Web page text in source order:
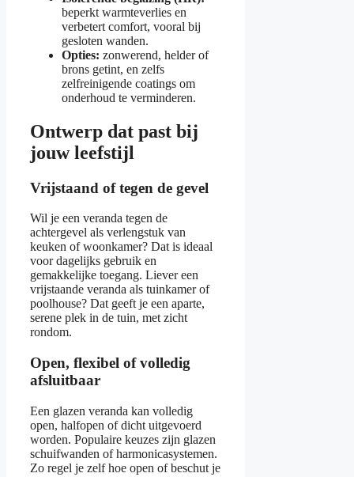
beperkt warmteverlies en
verbetert comfort, vooral bij
gesloten wanden.
Opties: zonwerend, helder of
brons getint, en zelfs
zelfreinigende coatings om
onderhoud te verminderen.
Ontwerp dat past bij
jouw leefstijl
Vrijstaand of tegen de gevel
Wil je een veranda tegen de
achtergevel als verlengstuk van
keuken of woonkamer? Dat is ideaal
voor dagelijks gebruik en
gemakkelijke toegang. Liever een
vrijstaande veranda als tuinkamer of
poolhouse? Dat geeft je een aparte,
serene plek in de tuin, met zicht
rondom.
Open, flexibel of volledig
afsluitbaar
Een glazen veranda kan volledig
open, halfopen of dicht uitgevoerd
worden. Populaire keuzes zijn glazen
schuifwanden of harmonicasystemen.
Zo regel je zelf hoe open of beschut je